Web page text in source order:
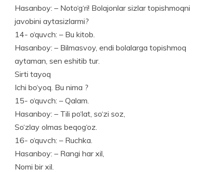
Hasanboy: – Noto‘g‘ri! Bolajonlar sizlar topishmoqni
javobini aytasizlarmi?
14- o‘quvch: – Bu kitob.
Hasanboy: – Bilmasvoy, endi bolalarga topishmoq
aytaman, sen eshitib tur.
Sirti tayoq
Ichi bo‘yoq. Bu nima ?
15- o‘quvch: – Qalam.
Hasanboy: – Tili po‘lat, so‘zi soz,
So‘zlay olmas beqog‘oz.
16- o‘quvch: – Ruchka.
Hasanboy: – Rangi har xil,
Nomi bir xil.